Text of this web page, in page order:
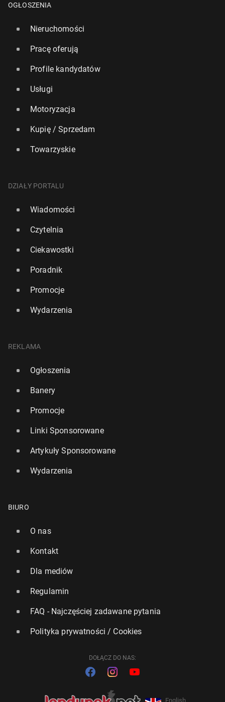
OGŁOSZENIA
Nieruchomości
Pracę oferują
Profile kandydatów
Usługi
Motoryzacja
Kupię / Sprzedam
Towarzyskie
DZIAŁY PORTALU
Wiadomości
Czytelnia
Ciekawostki
Poradnik
Promocje
Wydarzenia
REKLAMA
Ogłoszenia
Banery
Promocje
Linki Sponsorowane
Artykuły Sponsorowane
Wydarzenia
BIURO
O nas
Kontakt
Dla mediów
Regulamin
FAQ - Najczęściej zadawane pytania
Polityka prywatności / Cookies
DOŁĄCZ DO NAS:
English